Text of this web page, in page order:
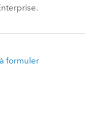
.
formuler